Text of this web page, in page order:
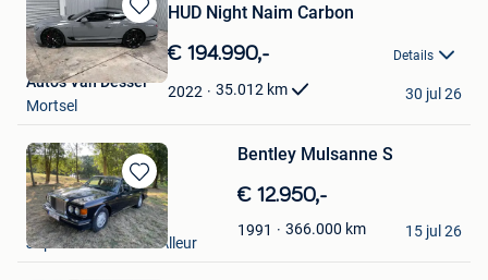
Bewaren
in
Mijn
Favorieten
HUD Night Naim Carbon
€ 194.990,- Details
2022 35.012 km
Auto's Van Dessel
Mortsel
30 jul 26
Bewaren
in
Mijn
Favorieten
Bentley Mulsanne S
€ 12.950,-
1991 366.000 km
Mathieu
Juprelle + Partie De Alleur
15 jul 26